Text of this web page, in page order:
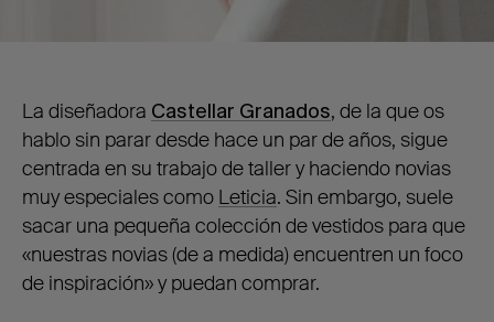
La diseñadora Castellar Granados, de la que os
hablo sin parar desde hace un par de años, sigue
centrada en su trabajo de taller y haciendo novias
muy especiales como Leticia. Sin embargo, suele
sacar una pequeña colección de vestidos para que
«nuestras novias (de a medida) encuentren un foco
de inspiración» y puedan comprar.